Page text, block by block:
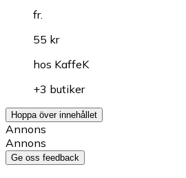
fr.
55 kr
hos KaffeK
+3 butiker
Hoppa över innehållet
Annons
Annons
Ge oss feedback